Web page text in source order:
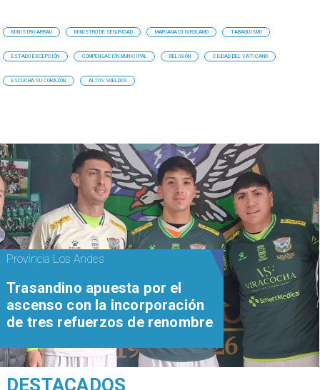
MINISTRO ARRAU MINISTRO DE SEGURIDAD MARIANA DI GIROLAMO TABAQUISMO
ESTADO EXCEPCIÓN COMPENSACIÓN MUNICIPAL RELIGIÓN CIUDAD DEL VATICANO
ESCUCHA SU CORAZÓN ALTOS SUELDOS
Provincia Los Andes
Trasandino apuesta por el
ascenso con la incorporación
de tres refuerzos de renombre
DESTACADOS